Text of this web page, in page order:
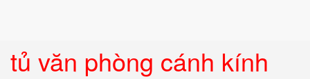
tủ văn phòng cánh kính